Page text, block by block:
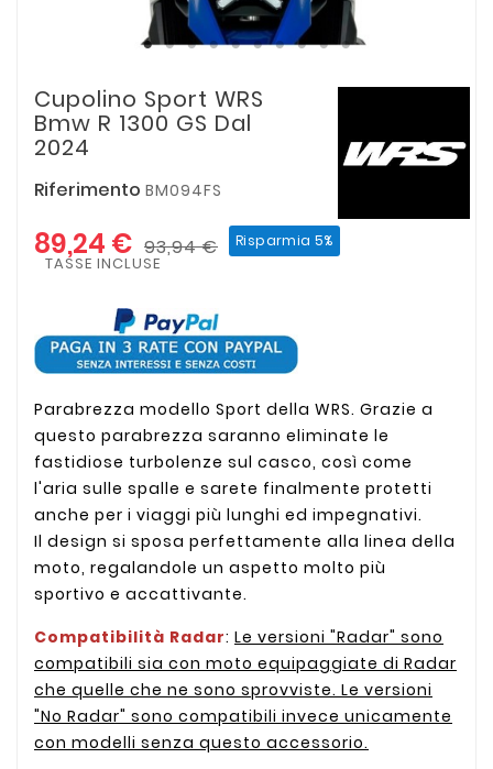
Cupolino Sport WRS
Bmw R 1300 GS Dal
2024
Riferimento BM094FS
89,24 € 93,94 € Risparmia 5%
TASSE INCLUSE
Parabrezza modello Sport della WRS. Grazie a
questo parabrezza saranno eliminate le
fastidiose turbolenze sul casco, così come
l'aria sulle spalle e sarete finalmente protetti
anche per i viaggi più lunghi ed impegnativi.
Il design si sposa perfettamente alla linea della
moto, regalandole un aspetto molto più
sportivo e accattivante.
Compatibilità Radar: Le versioni "Radar" sono
compatibili sia con moto equipaggiate di Radar
che quelle che ne sono sprovviste. Le versioni
"No Radar" sono compatibili invece unicamente
con modelli senza questo accessorio.